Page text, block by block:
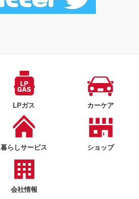
LPガス カーケア
暮らしサービス ショップ
会社情報